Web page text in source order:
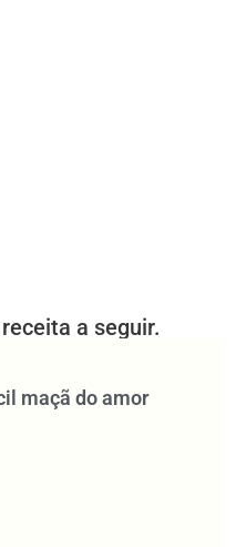
a seguir.
maçã do amor